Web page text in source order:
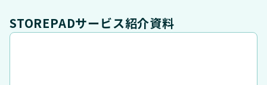
STOREPADサービス紹介資料